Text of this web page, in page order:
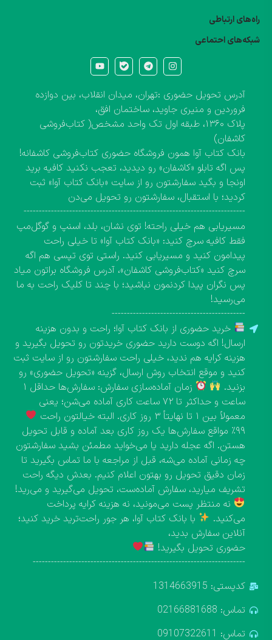
راه‌های ارتباطی
شبکه‌های احتماعی
آدرس تحویل حضوری :تهران، میدان انقلاب، بین دوازده
فروردین و منیری جاوید، ساختمان افق،
پلاک ۱۳۶۰، طبقه اول تک واحد مشخص( کتاب‌فروشی
کاشفان)
بانک کتاب آوا همون فروشگاه حضوری کتاب‌فروشی کاشفانه!
پس اگه تابلو «کاشفان» رو دیدید، تعجب نکنید کافیه برید
اونجا و بگید سفارشتون رو از سایت «بانک کتاب آوا» ثبت
کردید؛ با استقبال، سفارشتون رو تحویل می‌دن
-------------------------------------------------------------------------
مسیریابی هم خیلی راحته! توی نشان، بلد، اسنپ و گوگل‌مپ
فقط کافیه سرچ کنید: «بانک کتاب آوا» تا خیلی راحت
پیدامون کنید و مسیریابی کنید. راستی توی تپسی هم اگه
سرچ کنید «کتاب‌فروشی کاشفان»، آدرس فروشگاه براتون میاد
پس نگران پیدا کردنمون نباشید؛ با چند تا کلیک راحت به ما
می‌رسید!
--------------------------------------------
خرید حضوری از بانک کتاب آوا؛ راحت و بدون هزینه
ارسال! اگه دوست دارید حضوری خریدتون رو تحویل بگیرید و
هزینه کرایه هم ندید، خیلی راحت سفارشتون رو از سایت ثبت
کنید و موقع انتخاب روش ارسال، گزینه «تحویل حضوری» رو
بزنید.
زمان آماده‌سازی سفارش: سفارش‌ها حداقل ۱
ساعت و حداکثر تا ۷۲ ساعت کاری آماده می‌شن؛ یعنی
معمولاً بین ۱ تا نهایتاً ۳ روز کاری. البته خیالتون راحت
۹۹٪ مواقع سفارش‌ها یک روز کاری بعد آماده و قابل تحویل
هستن. اگه عجله دارید یا می‌خواید مطمئن بشید سفارشتون
چه زمانی آماده می‌شه، قبل از مراجعه با ما تماس بگیرید تا
زمان دقیق تحویل رو بهتون اعلام کنیم. بعدش دیگه راحت
تشریف میارید، سفارش آماده‌ست، تحویل می‌گیرید و می‌رید!
نه منتظر پست می‌مونید، نه هزینه کرایه پرداخت
می‌کنید.
با بانک کتاب آوا، هر جور راحت‌ترید خرید کنید؛
آنلاین سفارش بدید،
حضوری تحویل بگیرید!
----------------------------------------------------------------------
کدپستی: 1314663915
تماس: 02166881688
تماس: 09107322611